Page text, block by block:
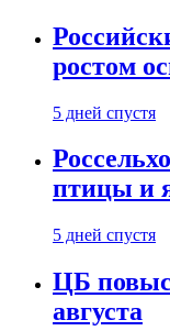
ростом
5 дней спустя
птицы и
5 дней спустя
ЦБ
августа